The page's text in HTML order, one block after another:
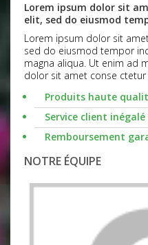
Lorem ipsum dolor sit
elit, sed do eiusmod
Lorem ipsum dolor sit
sed do eiusmod tempor
magna aliqua. Ut enim ad
dolor sit amet conse ctetur
Produits haute
Service client inégalé
Remboursement
NOTRE ÉQUIPE